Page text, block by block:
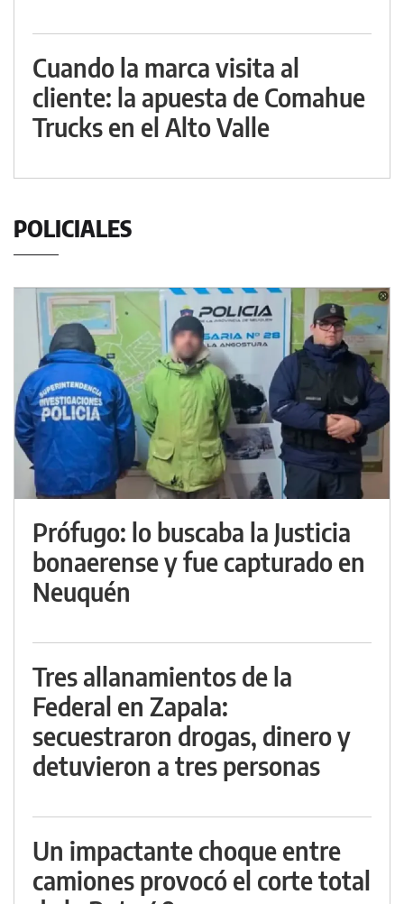
Cuando la marca visita al
cliente: la apuesta de Comahue
Trucks en el Alto Valle
POLICIALES
Prófugo: lo buscaba la Justicia
bonaerense y fue capturado en
Neuquén
Tres allanamientos de la
Federal en Zapala:
secuestraron drogas, dinero y
detuvieron a tres personas
Un impactante choque entre
camiones provocó el corte total